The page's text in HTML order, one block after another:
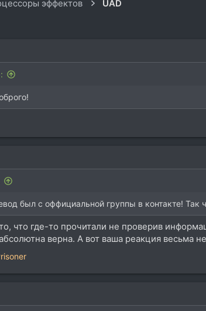
эффектов UAD
был с оффициальной группы в контакте! Так
что где-то прочитали не проверив
верна. А вот ваша реакция весьма